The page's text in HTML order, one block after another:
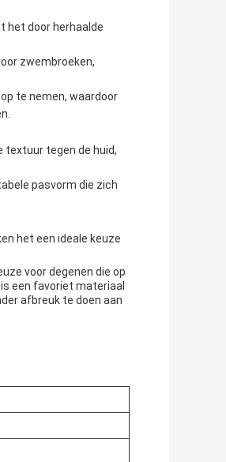
het door herhaalde
zwembroeken,
te nemen, waardoor
textuur tegen de huid,
pasvorm die zich
het een ideale keuze
voor degenen die op
een favoriet materiaal
afbreuk te doen aan